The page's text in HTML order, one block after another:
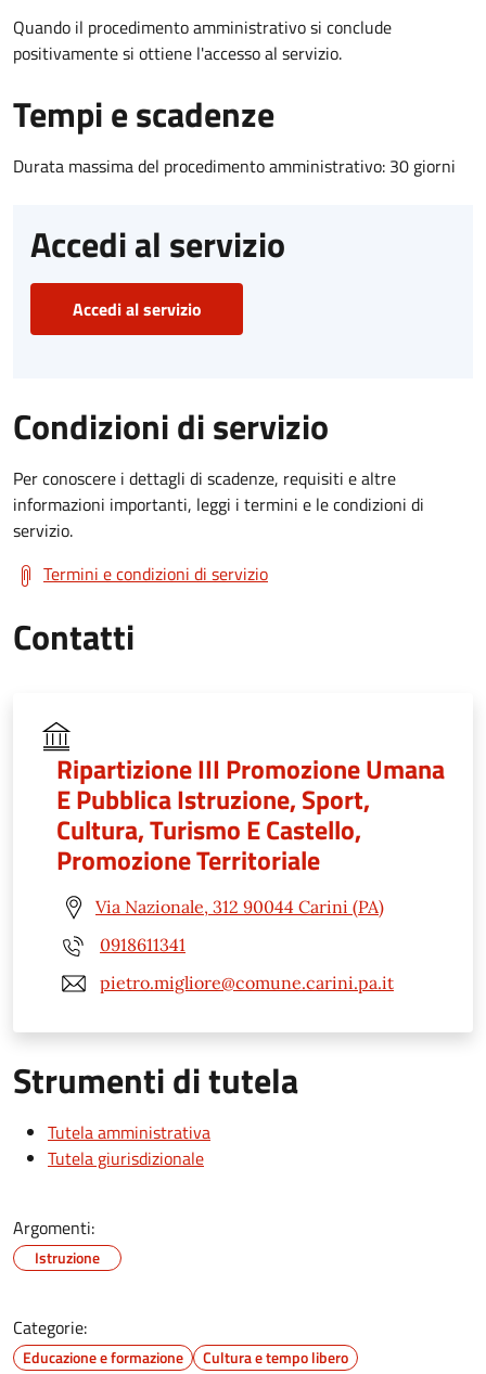
Quando il procedimento amministrativo si conclude
positivamente si ottiene l'accesso al servizio.
Tempi e scadenze
Durata massima del procedimento amministrativo: 30 giorni
Accedi al servizio
Accedi al servizio
Condizioni di servizio
Per conoscere i dettagli di scadenze, requisiti e altre
informazioni importanti, leggi i termini e le condizioni di
servizio.
Termini e condizioni di servizio
Contatti
Ripartizione III Promozione Umana
E Pubblica Istruzione, Sport,
Cultura, Turismo E Castello,
Promozione Territoriale
Via Nazionale, 312 90044 Carini (PA)
0918611341
pietro.migliore@comune.carini.pa.it
Strumenti di tutela
Tutela amministrativa
Tutela giurisdizionale
Argomenti:
Istruzione
Categorie:
Educazione e formazione Cultura e tempo libero